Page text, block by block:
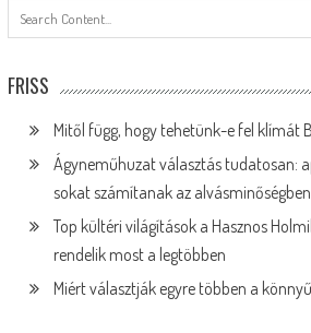
FRISS
Mitől függ, hogy tehetünk-e fel klímát
Ágyneműhuzat választás tudatosan:
sokat számítanak az alvásminőségben
Top kültéri világítások a Hasznos
rendelik most a legtöbben
Miért választják egyre többen a